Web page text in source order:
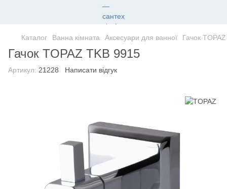
Каталог Ванна кімната Аксесуари для ванної Гачок
Гачок TOPAZ TKB 9915
Артикул: 21228 Написати відгук